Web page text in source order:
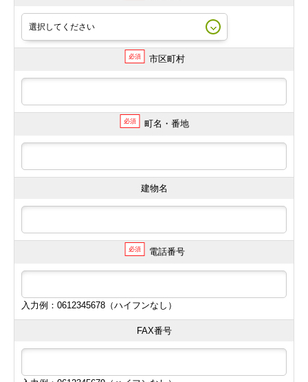
必須 市区町村
必須 町名・番地
建物名
必須 電話番号
入力例：0612345678（ハイフンなし）
FAX番号